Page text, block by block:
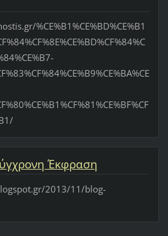
%CE%B1%CE%BD%CE%B1
Έκφραση
2013/11/blog-